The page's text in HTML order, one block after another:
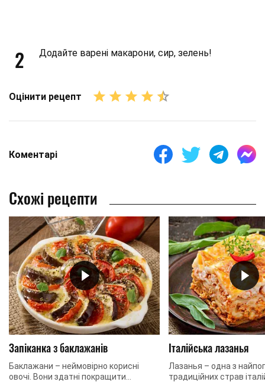
2 Додайте варені макарони, сир, зелень!
Оцінити рецепт
Коментарі
Схожі рецепти
Запіканка з баклажанів
Баклажани – неймовірно корисні
овочі. Вони здатні покращити
Італійська лазанья
Лазанья – одна з
традиційних страв